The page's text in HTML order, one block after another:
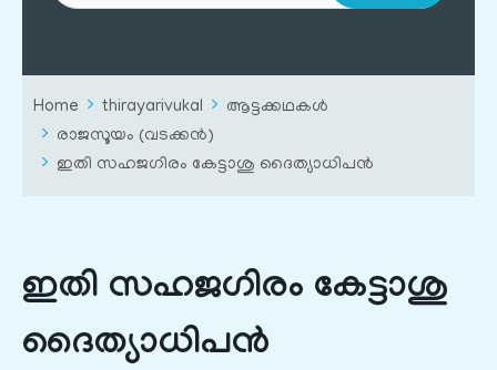
Home thirayarivukal
ആട്ടക്കഥകൾ
രാജസൂയം (വടക്കൻ)
ഇതി സഹജഗിരം കേട്ടാശു ദൈത്യാധിപൻ
ഇതി സഹജഗിരം കേട്ടാശു
ദൈത്യാധിപൻ